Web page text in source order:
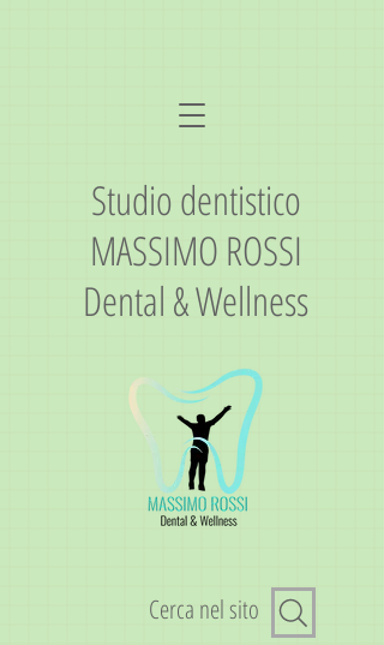
Studio dentistico
MASSIMO ROSSI
Dental & Wellness
Cerca nel sito